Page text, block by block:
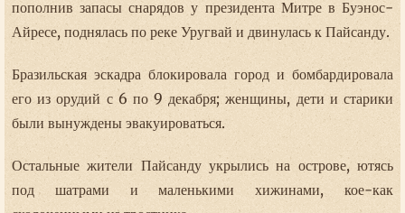
пополнив запасы снарядов у президента Митре в Буэнос-
Айресе, поднялась по реке Уругвай и двинулась к Пайсанду.
Бразильская эскадра блокировала город и бомбардировала
его из орудий с 6 по 9 декабря; женщины, дети и старики
были вынуждены эвакуироваться.
Остальные жители Пайсанду укрылись на острове, ютясь
под шатрами и маленькими хижинами, кое-как